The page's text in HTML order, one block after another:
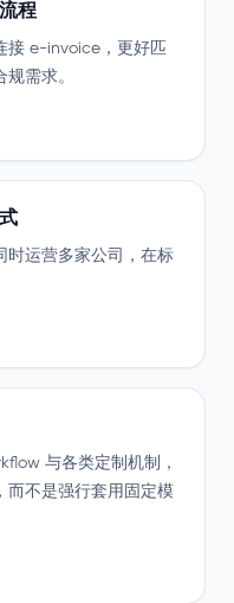
程
接 e-invoice，更好匹
需求。
时运营多家公司，在标
与各类定制机制，
而不是强行套用固定模